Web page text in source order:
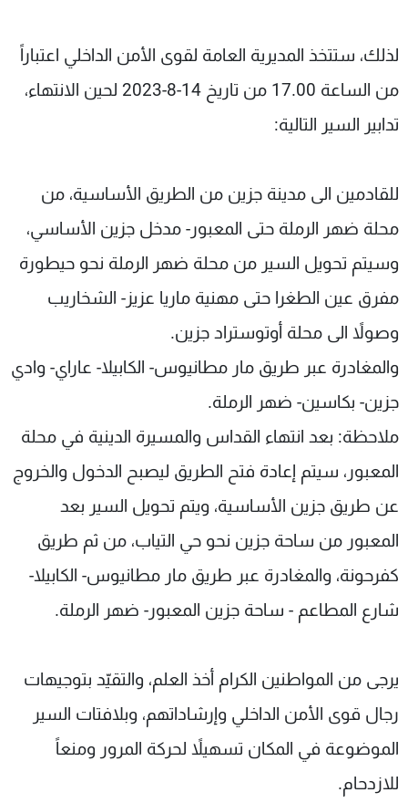
لذلك، ستتخذ المديرية العامة لقوى الأمن الداخلي اعتباراً
من الساعة 17.00 من تاريخ 14-8-2023 لحين الانتهاء،
تدابير السير التالية:
للقادمين الى مدينة جزين من الطريق الأساسية، من
محلة ضهر الرملة حتى المعبور- مدخل جزين الأساسي،
وسيتم تحويل السير من محلة ضهر الرملة نحو حيطورة
مفرق عين الطغرا حتى مهنية ماريا عزيز- الشخاريب
وصولاً الى محلة أوتوستراد جزين.
والمغادرة عبر طريق مار مطانيوس- الكابيلا- عاراي- وادي
جزين- بكاسين- ضهر الرملة.
ملاحظة: بعد انتهاء القداس والمسيرة الدينية في محلة
المعبور، سيتم إعادة فتح الطريق ليصبح الدخول والخروج
عن طريق جزين الأساسية، ويتم تحويل السير بعد
المعبور من ساحة جزين نحو حي التياب، من ثم طريق
كفرحونة، والمغادرة عبر طريق مار مطانيوس- الكابيلا-
شارع المطاعم - ساحة جزين المعبور- ضهر الرملة.
يرجى من المواطنين الكرام أخذ العلم، والتقيّد بتوجيهات
رجال قوى الأمن الداخلي وإرشاداتهم، وبلافتات السير
الموضوعة في المكان تسهيلاً لحركة المرور ومنعاً
للازدحام.